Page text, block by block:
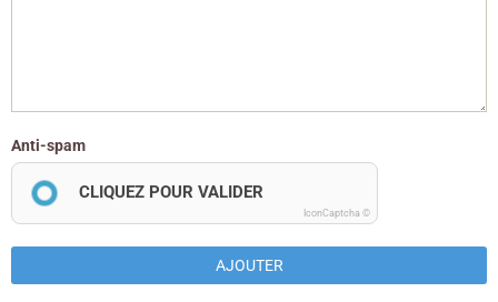
Anti-spam
CLIQUEZ POUR VALIDER
IconCaptcha ©
AJOUTER